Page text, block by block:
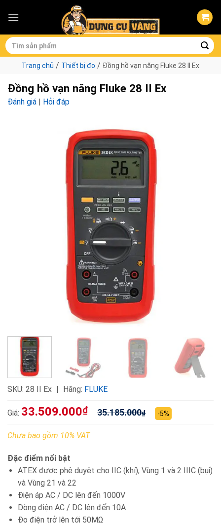
Tìm
kiếm:
Trang chủ / Thiết bị đo / Đồng hồ vạn năng Fluke 28 II Ex
Đồng hồ vạn năng Fluke 28 II Ex
Đánh giá | Hỏi đáp
SKU: 28 II Ex Hãng: FLUKE
Giá: 33.509.000₫ 35.185.000₫ -5%
Chưa bao gồm 10% VAT
Đặc điểm nổi bật
ATEX được phê duyệt cho IIC (khí), Vùng 1 và 2 IIIC (bụi)
và Vùng 21 và 22
Điện áp AC / DC lên đến 1000V
Dòng điện AC / DC lên đến 10A
Đo điện trở lên tới 50MΩ